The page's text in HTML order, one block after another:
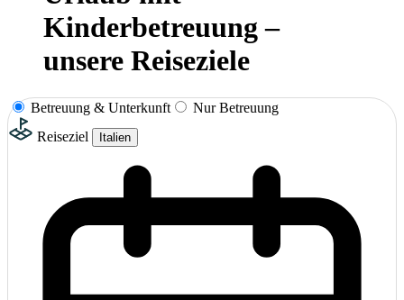
Kinderbetreuung –
unsere Reiseziele
Betreuung & Unterkunft
Nur Betreuung
Reiseziel
Italien